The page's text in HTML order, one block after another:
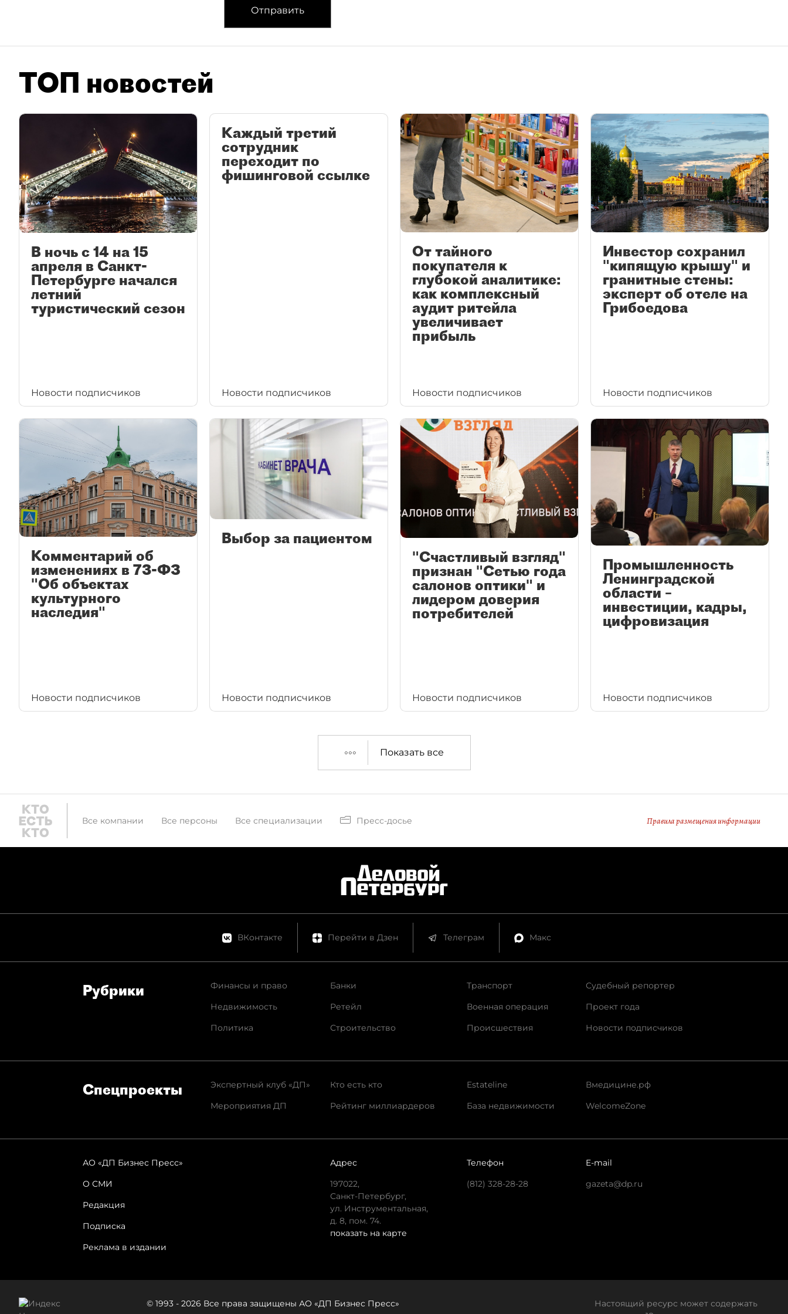
Отправить
ТОП новостей
В ночь с 14 на 15
апреля в Санкт-
Петербурге начался
летний
туристический сезон
Новости подписчиков
Каждый третий
сотрудник
переходит по
фишинговой ссылке
Новости подписчиков
От тайного
покупателя к
глубокой аналитике:
как комплексный
аудит ритейла
увеличивает
прибыль
Новости подписчиков
Инвестор сохранил
"кипящую крышу" и
гранитные стены:
эксперт об отеле на
Грибоедова
Новости подписчиков
Комментарий об
изменениях в 73-ФЗ
"Об объектах
культурного
наследия"
Новости подписчиков
Выбор за пациентом
Новости подписчиков
"Счастливый взгляд"
признан "Сетью года
салонов оптики" и
лидером доверия
потребителей
Новости подписчиков
Промышленность
Ленинградской
области –
инвестиции, кадры,
цифровизация
Новости подписчиков
Показать все
Все компании Все персоны Все специализации Пресс-досье Правила размещения информации
ВКонтакте Перейти в Дзен Телеграм Макс
Рубрики
Финансы и право
Недвижимость
Политика
Банки
Ретейл
Строительство
Транспорт
Военная операция
Происшествия
Судебный репортер
Проект года
Новости подписчиков
Спец­проекты
Экспертный клуб «ДП»
Мероприятия ДП
Кто есть кто
Рейтинг миллиардеров
Estateline
База недвижимости
Вмедицине.рф
WelcomeZone
АО «ДП Бизнес Пресс»
О СМИ
Редакция
Подписка
Реклама в издании
Адрес
197022,
Санкт-Петербург,
ул. Инструментальная,
д. 8, пом. 74.
показать на карте
Телефон
(812) 328-28-28
E-mail
gazeta@dp.ru
© 1993 - 2026 Все права защищены АО «ДП Бизнес Пресс»
Настоящий ресурс может содержать